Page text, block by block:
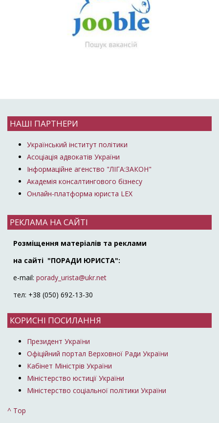
НАШІ ПАРТНЕРИ
Український інститут політики
Асоціація адвокатів України
Інформаційне агенство "ЛІГА:ЗАКОН"
Академія консалтингового бізнесу
Онлайн-платформа юриста LEX
РЕКЛАМА НА САЙТІ
Розміщення матеріалів та реклами
на сайті "ПОРАДИ ЮРИСТА":
e-mail: porady_urista@ukr.net
тел: +38 (050) 692-13-30
КОРИСНІ ПОСИЛАННЯ
Президент України
Офіційний портал Верховної Ради України
Кабінет Міністрів України
Міністерство юстиції України
Міністерство соціальної політики України
^ Top